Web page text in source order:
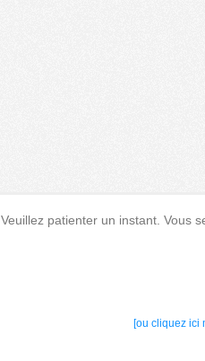
Veuillez patienter un instant. Vous
[ou cliquez ici